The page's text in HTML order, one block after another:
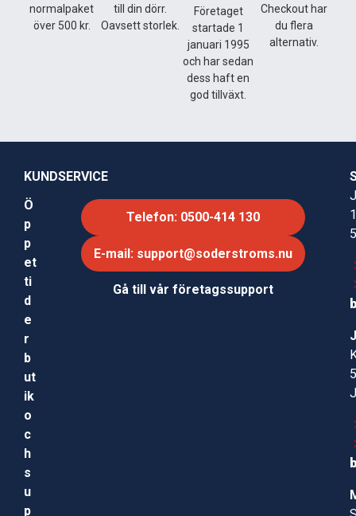
normalpaket
över 500 kr.
till din dörr.
Oavsett storlek.
Företaget
startade 1
januari 1995
och har sedan
dess haft en
god tillväxt.
Checkout har
du flera
alternativ.
KUNDSERVICE
Ö
p
p
et
ti
d
e
r
b
ut
ik
o
c
h
s
u
p
Telefon: 0500-414 130
E-mail: support@soderstroms.nu
Gå till vår företagssupport